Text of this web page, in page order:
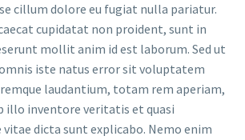
cillum dolore eu fugiat nulla pariatur.
cupidatat non proident, sunt in
mollit anim id est laborum. Sed ut
iste natus error sit voluptatem
laudantium, totam rem aperiam,
illo inventore veritatis et quasi
dicta sunt explicabo. Nemo enim